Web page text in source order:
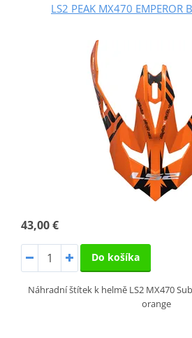
LS2 PEAK MX470 EMPEROR
43,00 €
Do košíka
Náhradní štítek k helmě LS2 MX470
orange